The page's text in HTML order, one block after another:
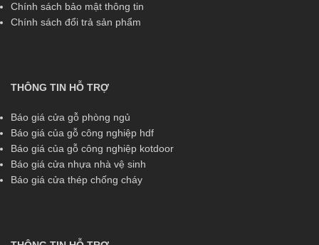
Chính sách bảo mật thông tin
Chính sách đổi trả sản phẩm
THÔNG TIN HỖ TRỢ
Báo giá cửa gỗ phòng ngủ
Báo giá của gỗ công nghiệp hdf
Báo giá của gỗ công nghiệp kotdoor
Báo giá cửa nhựa nhà vệ sinh
Báo giá cửa thép chống cháy